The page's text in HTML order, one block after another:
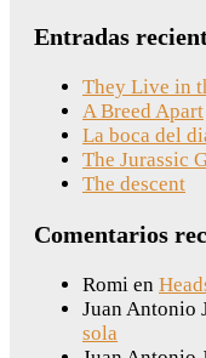
Entradas
They Live in
A Breed Apart
La boca del
The Jurassic
The descent
Comentarios
Romi en
Juan Antonio
sola